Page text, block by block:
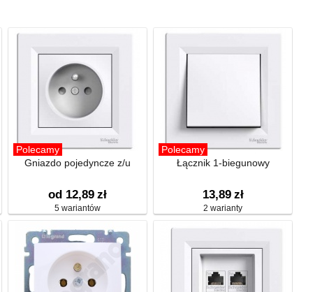
Polecamy
Gniazdo pojedyncze z/u
od 12,89 zł
5 wariantów
Polecamy
Łącznik 1-biegunowy
13,89 zł
2 warianty